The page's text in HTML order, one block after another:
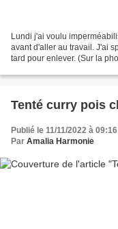
Lundi j'ai voulu
avant d'aller au travail. J'ai
tard pour enlever. (Sur la
Tenté curry pois
Publié le 11/11/2022 à 09:16
Par Amalia Harmonie